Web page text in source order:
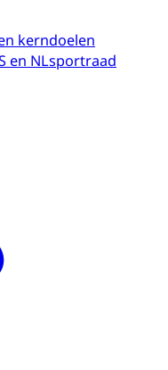
kerndoelen
en NLsportraad